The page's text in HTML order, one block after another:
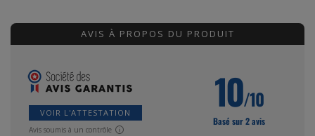
AVIS À PROPOS DU PRODUIT
VOIR L'ATTESTATION
Avis soumis à un contrôle
10/10
Basé sur 2 avis